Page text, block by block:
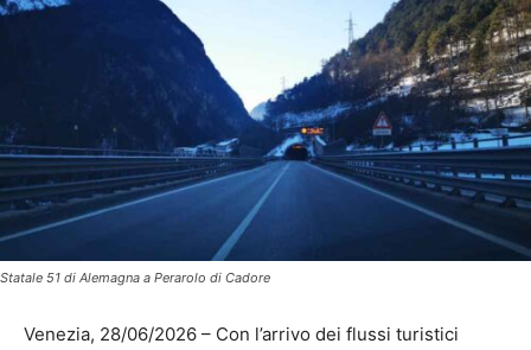
Statale 51 di Alemagna a Perarolo di Cadore
Venezia, 28/06/2026 – Con l’arrivo dei flussi turistici